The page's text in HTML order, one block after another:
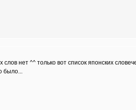
слов нет ^^ только вот список японских
было...